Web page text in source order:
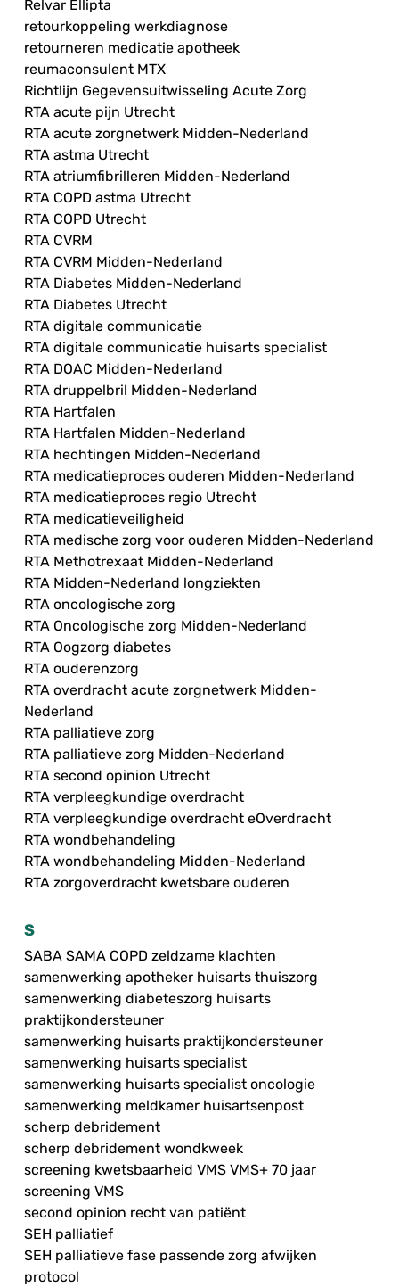
Relvar Ellipta
retourkoppeling werkdiagnose
retourneren medicatie apotheek
reumaconsulent MTX
Richtlijn Gegevensuitwisseling Acute Zorg
RTA acute pijn Utrecht
RTA acute zorgnetwerk Midden-Nederland
RTA astma Utrecht
RTA atriumfibrilleren Midden-Nederland
RTA COPD astma Utrecht
RTA COPD Utrecht
RTA CVRM
RTA CVRM Midden-Nederland
RTA Diabetes Midden-Nederland
RTA Diabetes Utrecht
RTA digitale communicatie
RTA digitale communicatie huisarts specialist
RTA DOAC Midden-Nederland
RTA druppelbril Midden-Nederland
RTA Hartfalen
RTA Hartfalen Midden-Nederland
RTA hechtingen Midden-Nederland
RTA medicatieproces ouderen Midden-Nederland
RTA medicatieproces regio Utrecht
RTA medicatieveiligheid
RTA medische zorg voor ouderen Midden-Nederland
RTA Methotrexaat Midden-Nederland
RTA Midden-Nederland longziekten
RTA oncologische zorg
RTA Oncologische zorg Midden-Nederland
RTA Oogzorg diabetes
RTA ouderenzorg
RTA overdracht acute zorgnetwerk Midden-
Nederland
RTA palliatieve zorg
RTA palliatieve zorg Midden-Nederland
RTA second opinion Utrecht
RTA verpleegkundige overdracht
RTA verpleegkundige overdracht eOverdracht
RTA wondbehandeling
RTA wondbehandeling Midden-Nederland
RTA zorgoverdracht kwetsbare ouderen
S
SABA SAMA COPD zeldzame klachten
samenwerking apotheker huisarts thuiszorg
samenwerking diabeteszorg huisarts
praktijkondersteuner
samenwerking huisarts praktijkondersteuner
samenwerking huisarts specialist
samenwerking huisarts specialist oncologie
samenwerking meldkamer huisartsenpost
scherp debridement
scherp debridement wondkweek
screening kwetsbaarheid VMS VMS+ 70 jaar
screening VMS
second opinion recht van patiënt
SEH palliatief
SEH palliatieve fase passende zorg afwijken
protocol